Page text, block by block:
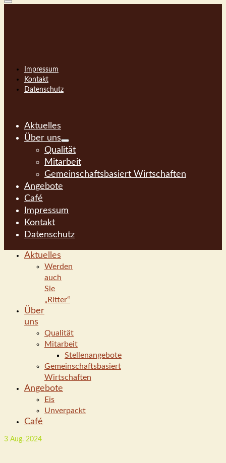
Impressum
Kontakt
Datenschutz
Aktuelles
Über uns
Qualität
Mitarbeit
Gemeinschaftsbasiert Wirtschaften
Angebote
Café
Impressum
Kontakt
Datenschutz
Aktuelles
Werden
auch
Sie
„Ritter“
Über
uns
Qualität
Mitarbeit
Stellenangebote
Gemeinschaftsbasiert
Wirtschaften
Angebote
Eis
Unverpackt
Café
3 Aug. 2024